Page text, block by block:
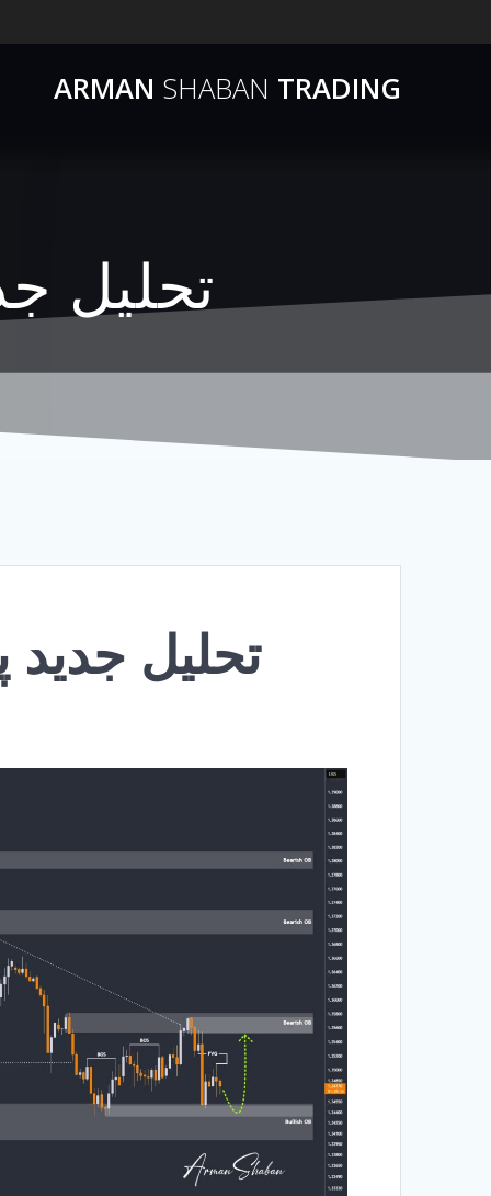
ARMAN SHABAN TRADING
تحلیل جدید
تحلیل جدید پوند/